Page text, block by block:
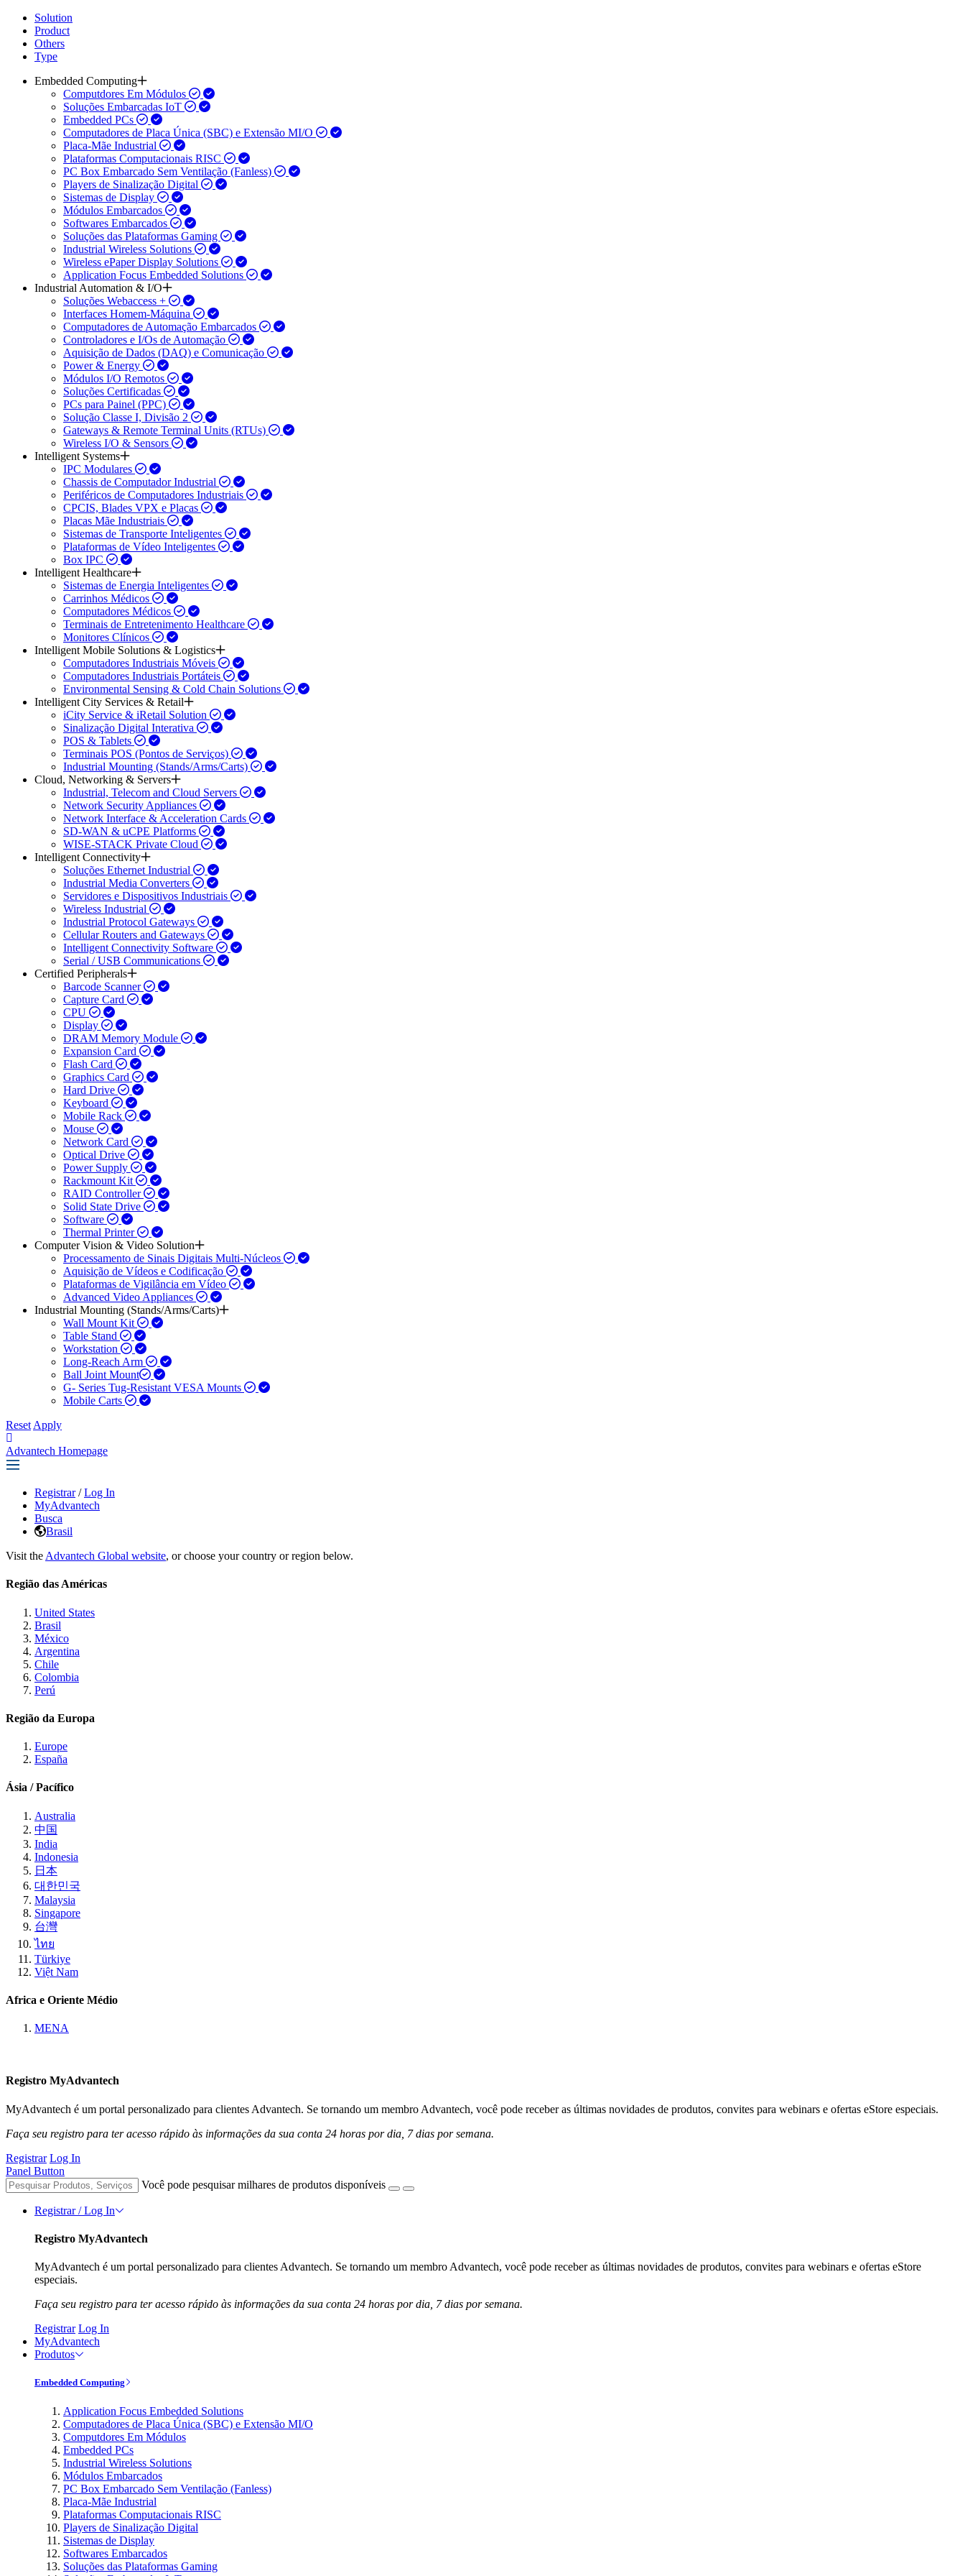
Solution
Product
Others
Type
Embedded Computing
Computdores Em Módulos
Soluções Embarcadas IoT
Embedded PCs
Computadores de Placa Única (SBC) e Extensão MI/O
Placa-Mãe Industrial
Plataformas Computacionais RISC
PC Box Embarcado Sem Ventilação (Fanless)
Players de Sinalização Digital
Sistemas de Display
Módulos Embarcados
Softwares Embarcados
Soluções das Plataformas Gaming
Industrial Wireless Solutions
Wireless ePaper Display Solutions
Application Focus Embedded Solutions
Industrial Automation & I/O
Soluções Webaccess +
Interfaces Homem-Máquina
Computadores de Automação Embarcados
Controladores e I/Os de Automação
Aquisição de Dados (DAQ) e Comunicação
Power & Energy
Módulos I/O Remotos
Soluções Certificadas
PCs para Painel (PPC)
Solução Classe I, Divisão 2
Gateways & Remote Terminal Units (RTUs)
Wireless I/O & Sensors
Intelligent Systems
IPC Modulares
Chassis de Computador Industrial
Periféricos de Computadores Industriais
CPCIS, Blades VPX e Placas
Placas Mãe Industriais
Sistemas de Transporte Inteligentes
Plataformas de Vídeo Inteligentes
Box IPC
Intelligent Healthcare
Sistemas de Energia Inteligentes
Carrinhos Médicos
Computadores Médicos
Terminais de Entretenimento Healthcare
Monitores Clínicos
Intelligent Mobile Solutions & Logistics
Computadores Industriais Móveis
Computadores Industriais Portáteis
Environmental Sensing & Cold Chain Solutions
Intelligent City Services & Retail
iCity Service & iRetail Solution
Sinalização Digital Interativa
POS & Tablets
Terminais POS (Pontos de Serviços)
Industrial Mounting (Stands/Arms/Carts)
Cloud, Networking & Servers
Industrial, Telecom and Cloud Servers
Network Security Appliances
Network Interface & Acceleration Cards
SD-WAN & uCPE Platforms
WISE-STACK Private Cloud
Intelligent Connectivity
Soluções Ethernet Industrial
Industrial Media Converters
Servidores e Dispositivos Industriais
Wireless Industrial
Industrial Protocol Gateways
Cellular Routers and Gateways
Intelligent Connectivity Software
Serial / USB Communications
Certified Peripherals
Barcode Scanner
Capture Card
CPU
Display
DRAM Memory Module
Expansion Card
Flash Card
Graphics Card
Hard Drive
Keyboard
Mobile Rack
Mouse
Network Card
Optical Drive
Power Supply
Rackmount Kit
RAID Controller
Solid State Drive
Software
Thermal Printer
Computer Vision & Video Solution
Processamento de Sinais Digitais Multi-Núcleos
Aquisição de Vídeos e Codificação
Plataformas de Vigilância em Vídeo
Advanced Video Appliances
Industrial Mounting (Stands/Arms/Carts)
Wall Mount Kit
Table Stand
Workstation
Long-Reach Arm
Ball Joint Mount​
G- Series Tug-Resistant VESA Mounts
Mobile Carts
Reset Apply
Advantech Homepage
Registrar / Log In
MyAdvantech
Busca
Brasil
Visit the Advantech Global website, or choose your country or region below.
Região das Américas
United States
Brasil
México
Argentina
Chile
Colombia
Perú
Região da Europa
Europe
España
Ásia / Pacífico
Australia
中国
India
Indonesia
日本
대한민국
Malaysia
Singapore
台灣
ไทย
Türkiye
Việt Nam
Africa e Oriente Médio
MENA
Registro MyAdvantech
MyAdvantech é um portal personalizado para clientes Advantech. Se tornando um membro Advantech, você pode receber as últimas novidades de produtos, convites para webinars e ofertas eStore especiais.
Faça seu registro para ter acesso rápido às informações da sua conta 24 horas por dia, 7 dias por semana.
Registrar Log In
Panel Button
Você pode pesquisar milhares de produtos disponíveis
Registrar / Log In
Registro MyAdvantech
MyAdvantech é um portal personalizado para clientes Advantech. Se tornando um membro Advantech, você pode receber as últimas novidades de produtos, convites para webinars e ofertas eStore
especiais.
Faça seu registro para ter acesso rápido às informações da sua conta 24 horas por dia, 7 dias por semana.
Registrar Log In
MyAdvantech
Produtos
Embedded Computing
Application Focus Embedded Solutions
Computadores de Placa Única (SBC) e Extensão MI/O
Computdores Em Módulos
Embedded PCs
Industrial Wireless Solutions
Módulos Embarcados
PC Box Embarcado Sem Ventilação (Fanless)
Placa-Mãe Industrial
Plataformas Computacionais RISC
Players de Sinalização Digital
Sistemas de Display
Softwares Embarcados
Soluções das Plataformas Gaming